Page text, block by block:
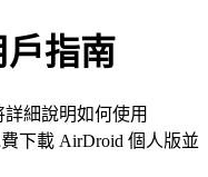
指南
細說明如何使用
下載 AirDroid 個人版並